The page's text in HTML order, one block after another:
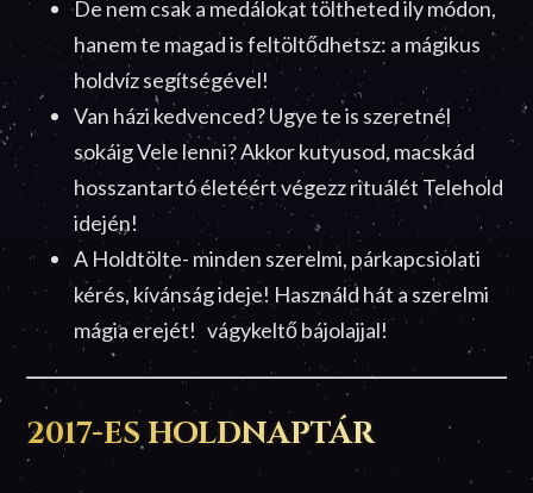
De nem csak a medálokat töltheted ily módon,
hanem te magad is feltöltődhetsz: a mágikus
holdvíz segítségével!
Van házi kedvenced? Ugye te is szeretnél
sokáig Vele lenni? Akkor kutyusod, macskád
hosszantartó életéért végezz rituálét Telehold
idején!
A Holdtölte- minden szerelmi, párkapcsiolati
kérés, kívánság ideje! Használd hát a szerelmi
mágia erejét! vágykeltő bájolajjal!
2017-ES HOLDNAPTÁR